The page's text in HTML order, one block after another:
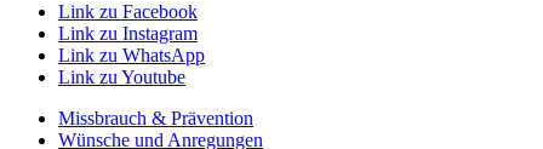
Link zu Facebook
Link zu Instagram
Link zu WhatsApp
Link zu Youtube
Missbrauch & Prävention
Wünsche und Anregungen